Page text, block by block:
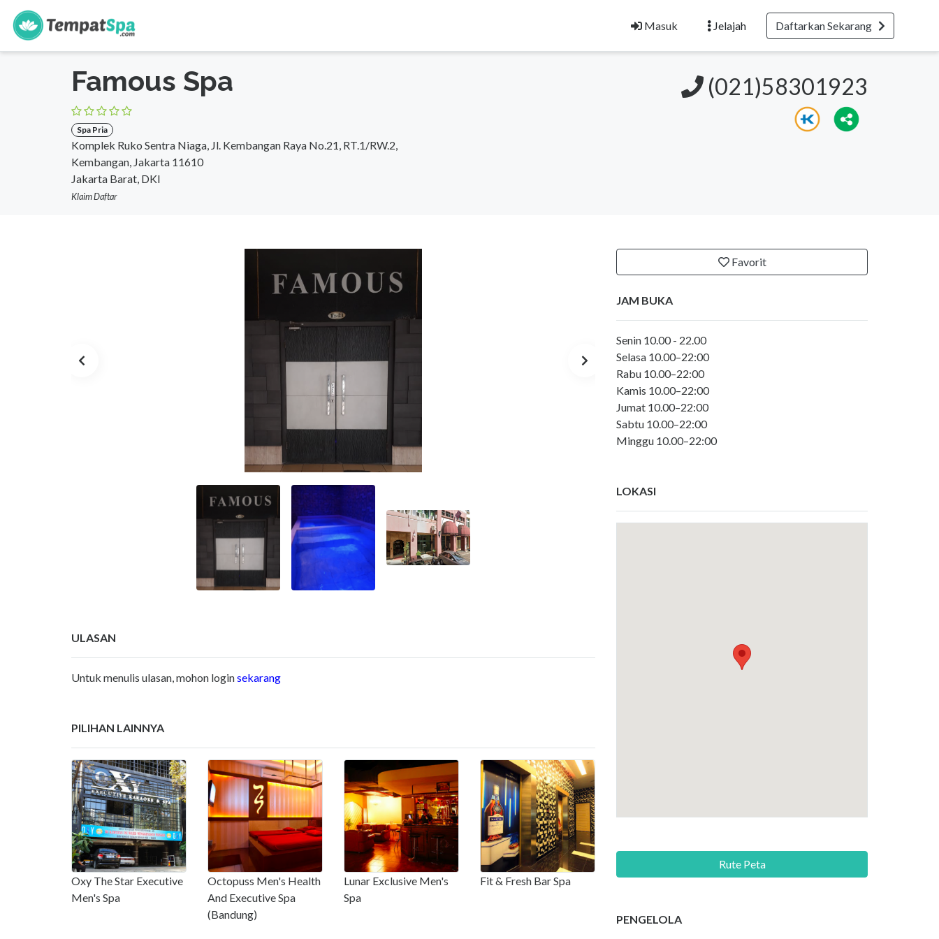
s
Masuk
Jelajah Daftarkan Sekarang
Famous Spa
Spa Pria
Komplek Ruko Sentra Niaga, Jl. Kembangan Raya No.21, RT.1/RW.2,
Kembangan, Jakarta 11610
Jakarta Barat, DKI
Klaim Daftar
(021)58301923
ULASAN
Untuk menulis ulasan, mohon loginsekarang
PILIHAN LAINNYA
Oxy The Star Executive
Men's Spa
Octopuss Men's Health
And Executive Spa
(Bandung)
Lunar Exclusive Men's
Spa
Fit & Fresh Bar Spa
Favorit
JAM BUKA
Senin 10.00 - 22.00
Selasa 10.00–22:00
Rabu 10.00–22:00
Kamis 10.00–22:00
Jumat 10.00–22:00
Sabtu 10.00–22:00
Minggu 10.00–22:00
LOKASI
Rute Peta
PENGELOLA